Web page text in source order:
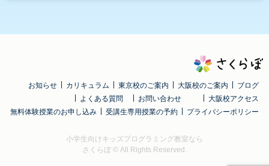
お知らせ カリキュラム 東京校のご案内 大阪校のご案内
ブログ
よくある質問
お問い合わせ
大阪校アクセス
無料体験授業のお申し込み
受講生専用授業の予約 プライバシーポリシー
小学生向けキッズプログラミング教室なら
さくらぼ© All Rights Reserved.